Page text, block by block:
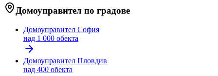
Домоуправител по градове
Домоуправител София
над 1 000 обекта
Домоуправител Пловдив
над 400 обекта